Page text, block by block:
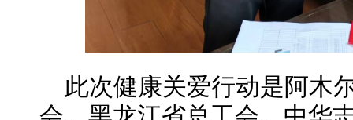
此次健康关爱行动是阿木